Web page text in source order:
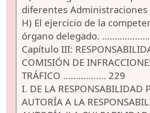
diferentes Administraciones
H) El ejercicio de la
órgano delegado.
Capítulo III:
COMISIÓN DE
TRÁFICO ................. 229
I. DE LA RESPONSABILIDAD
AUTORÍA A LA